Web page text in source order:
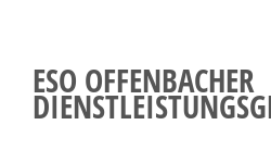
ESO OFFENBACHER